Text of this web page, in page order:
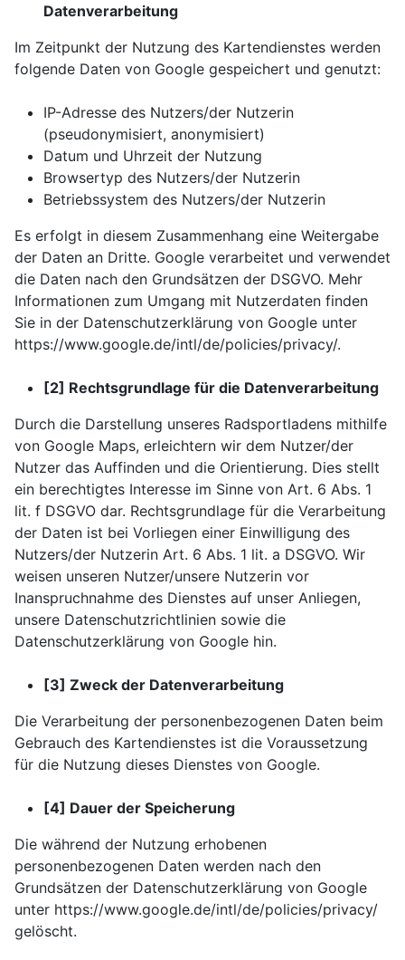
Datenverarbeitung
Im Zeitpunkt der Nutzung des Kartendienstes werden
folgende Daten von Google gespeichert und genutzt:
IP-Adresse des Nutzers/der Nutzerin
(pseudonymisiert, anonymisiert)
Datum und Uhrzeit der Nutzung
Browsertyp des Nutzers/der Nutzerin
Betriebssystem des Nutzers/der Nutzerin
Es erfolgt in diesem Zusammenhang eine Weitergabe
der Daten an Dritte. Google verarbeitet und verwendet
die Daten nach den Grundsätzen der DSGVO. Mehr
Informationen zum Umgang mit Nutzerdaten finden
Sie in der Datenschutzerklärung von Google unter
https://www.google.de/intl/de/policies/privacy/.
[2] Rechtsgrundlage für die Datenverarbeitung
Durch die Darstellung unseres Radsportladens mithilfe
von Google Maps, erleichtern wir dem Nutzer/der
Nutzer das Auffinden und die Orientierung. Dies stellt
ein berechtigtes Interesse im Sinne von Art. 6 Abs. 1
lit. f DSGVO dar. Rechtsgrundlage für die Verarbeitung
der Daten ist bei Vorliegen einer Einwilligung des
Nutzers/der Nutzerin Art. 6 Abs. 1 lit. a DSGVO. Wir
weisen unseren Nutzer/unsere Nutzerin vor
Inanspruchnahme des Dienstes auf unser Anliegen,
unsere Datenschutzrichtlinien sowie die
Datenschutzerklärung von Google hin.
[3] Zweck der Datenverarbeitung
Die Verarbeitung der personenbezogenen Daten beim
Gebrauch des Kartendienstes ist die Voraussetzung
für die Nutzung dieses Dienstes von Google.
[4] Dauer der Speicherung
Die während der Nutzung erhobenen
personenbezogenen Daten werden nach den
Grundsätzen der Datenschutzerklärung von Google
unter https://www.google.de/intl/de/policies/privacy/
gelöscht.